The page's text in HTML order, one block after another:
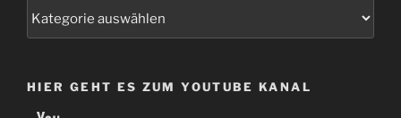
HIER GEHT ES ZUM YOUTUBE KANAL